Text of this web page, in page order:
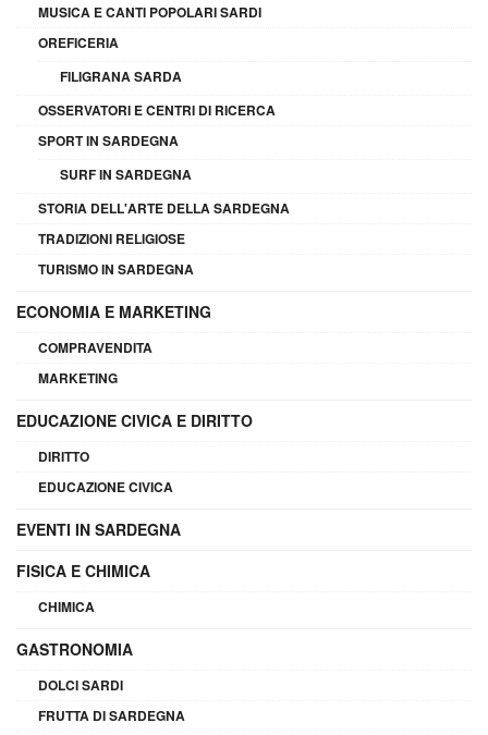
MUSICA E CANTI POPOLARI SARDI
OREFICERIA
FILIGRANA SARDA
OSSERVATORI E CENTRI DI RICERCA
SPORT IN SARDEGNA
SURF IN SARDEGNA
STORIA DELL'ARTE DELLA SARDEGNA
TRADIZIONI RELIGIOSE
TURISMO IN SARDEGNA
ECONOMIA E MARKETING
COMPRAVENDITA
MARKETING
EDUCAZIONE CIVICA E DIRITTO
DIRITTO
EDUCAZIONE CIVICA
EVENTI IN SARDEGNA
FISICA E CHIMICA
CHIMICA
GASTRONOMIA
DOLCI SARDI
FRUTTA DI SARDEGNA